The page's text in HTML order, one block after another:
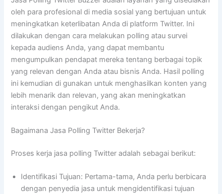
oleh para profesional di media sosial yang bertujuan untuk
meningkatkan keterlibatan Anda di platform Twitter. Ini
dilakukan dengan cara melakukan polling atau survei
kepada audiens Anda, yang dapat membantu
mengumpulkan pendapat mereka tentang berbagai topik
yang relevan dengan Anda atau bisnis Anda. Hasil polling
ini kemudian di gunakan untuk menghasilkan konten yang
lebih menarik dan relevan, yang akan meningkatkan
interaksi dengan pengikut Anda.
Bagaimana Jasa Polling Twitter Bekerja?
Proses kerja jasa polling Twitter adalah sebagai berikut:
Identifikasi Tujuan: Pertama-tama, Anda perlu berbicara
dengan penyedia jasa untuk mengidentifikasi tujuan